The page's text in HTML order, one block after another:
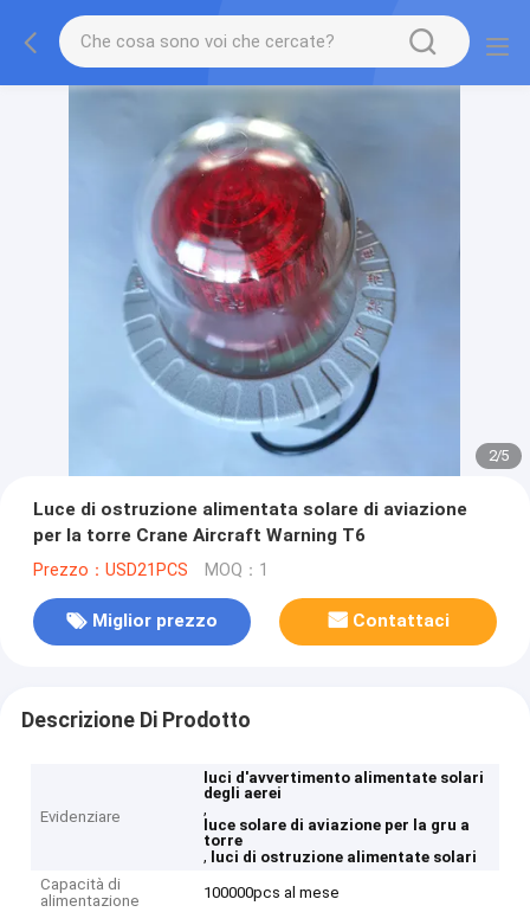
2/5
Luce di ostruzione alimentata solare di aviazione
per la torre Crane Aircraft Warning T6
Prezzo：USD21PCS MOQ：1
Miglior prezzo Contattaci
Descrizione Di Prodotto
Evidenziare
luci d'avvertimento alimentate solari
degli aerei
,
luce solare di aviazione per la gru a
torre
, luci di ostruzione alimentate solari
Capacità di
alimentazione
100000pcs al mese